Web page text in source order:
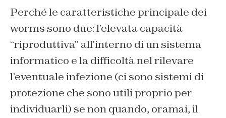
Perché le caratteristiche principale dei
worms sono due: l’elevata capacità
“riproduttiva” all’interno di un sistema
informatico e la difficoltà nel rilevare
l’eventuale infezione (ci sono sistemi di
protezione che sono utili proprio per
individuarli) se non quando, oramai, il